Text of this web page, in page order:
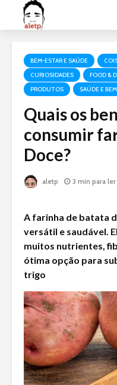
BEM-ESTAR E SAÚDE
CURIOSIDADES
FOOD &
PRODUTOS
SAÚDE E
Quais os
consumir
Doce?
aletp 3 min para ler
A farinha de batata
versátil e saudável.
muitos nutrientes,
ótima opção para
trigo